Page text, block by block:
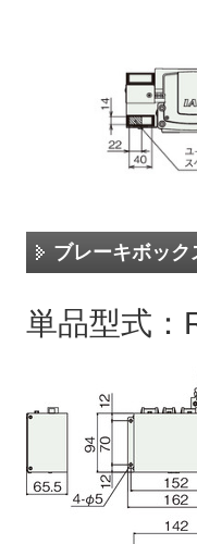
ブレーキボック
単品型式：